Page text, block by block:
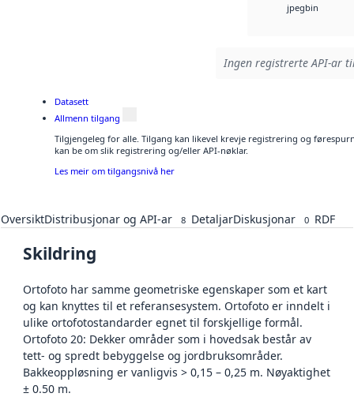
jpegbin
Ingen registrerte API-ar
Datasett
Allmenn tilgang
Tilgjengeleg for alle. Tilgang kan likevel krevje registrering og
kan be om slik registrering og/eller API-nøklar.
Les meir om tilgangsnivå her
OversiktDistribusjonar og API-ar 8 DetaljarDiskusjonar 0 RDF
Skildring
Ortofoto har samme geometriske egenskaper som et kart
og kan knyttes til et referansesystem. Ortofoto er inndelt i
ulike ortofotostandarder egnet til forskjellige formål.
Ortofoto 20: Dekker områder som i hovedsak består av
tett- og spredt bebyggelse og jordbruksområder.
Bakkeoppløsning er vanligvis > 0,15 – 0,25 m. Nøyaktighet
± 0.50 m.